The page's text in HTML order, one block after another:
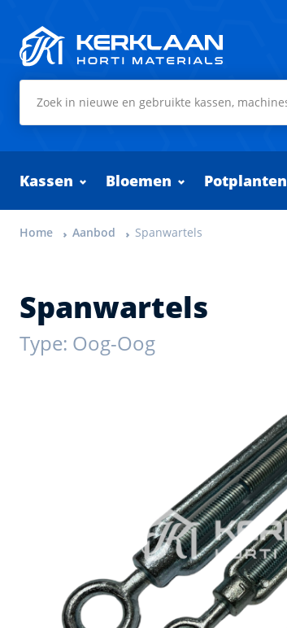
Kassen Bloemen Potplanten
Home Aanbod Spanwartels
Spanwartels
Type: Oog-Oog